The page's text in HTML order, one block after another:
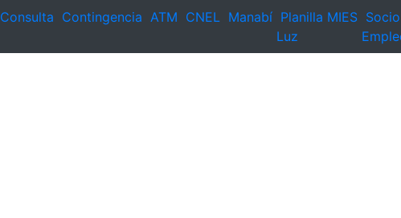
Consulta Contingencia ATM CNEL Manabí Planilla
Luz
MIES Socio